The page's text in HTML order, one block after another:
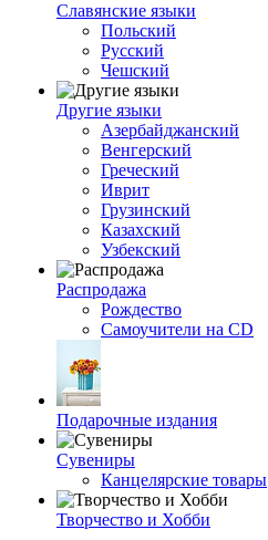
Славянские языки
Польский
Русский
Чешский
Другие языки
Азербайджанский
Венгерский
Греческий
Иврит
Грузинский
Казахский
Узбекский
Распродажа
Рождество
Самоучители на CD
Подарочные издания
Сувениры
Канцелярские товары
Творчество и Хобби